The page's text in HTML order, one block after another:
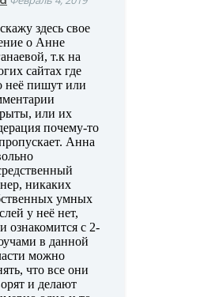
здесь свое
о Анне
т.к на
сайтах где
неё пишут или
или их
почему-то
Анна
никаких
умных
у неё нет,
ознакомится с 2-
в данной
можно
что все они
и делают